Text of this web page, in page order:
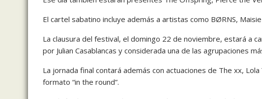
El cartel sabatino incluye además a artistas como BØRNS,
La clausura del festival, el domingo 22 de noviembre, estará a
por Julian Casablancas y considerada una de las agrupaciones
La jornada final contará además con actuaciones de The xx, Lola
formato “in the round”.